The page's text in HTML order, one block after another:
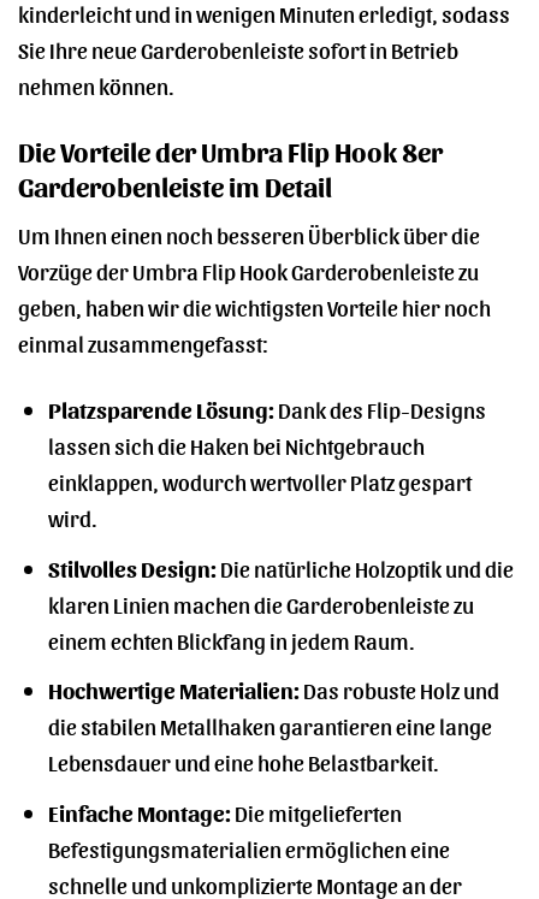
kinderleicht und in wenigen Minuten erledigt, sodass
Sie Ihre neue Garderobenleiste sofort in Betrieb
nehmen können.
Die Vorteile der Umbra Flip Hook 8er
Garderobenleiste im Detail
Um Ihnen einen noch besseren Überblick über die
Vorzüge der Umbra Flip Hook Garderobenleiste zu
geben, haben wir die wichtigsten Vorteile hier noch
einmal zusammengefasst:
Platzsparende Lösung:Dank des Flip-Designs
lassen sich die Haken bei Nichtgebrauch
einklappen, wodurch wertvoller Platz gespart
wird.
Stilvolles Design:Die natürliche Holzoptik und die
klaren Linien machen die Garderobenleiste zu
einem echten Blickfang in jedem Raum.
Hochwertige Materialien:Das robuste Holz und
die stabilen Metallhaken garantieren eine lange
Lebensdauer und eine hohe Belastbarkeit.
Einfache Montage:Die mitgelieferten
Befestigungsmaterialien ermöglichen eine
schnelle und unkomplizierte Montage an der